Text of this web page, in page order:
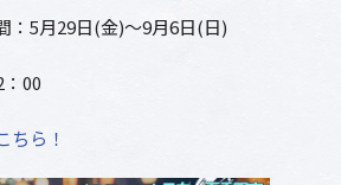
：5月29日(金)～9月6日(日)
00
ちら！